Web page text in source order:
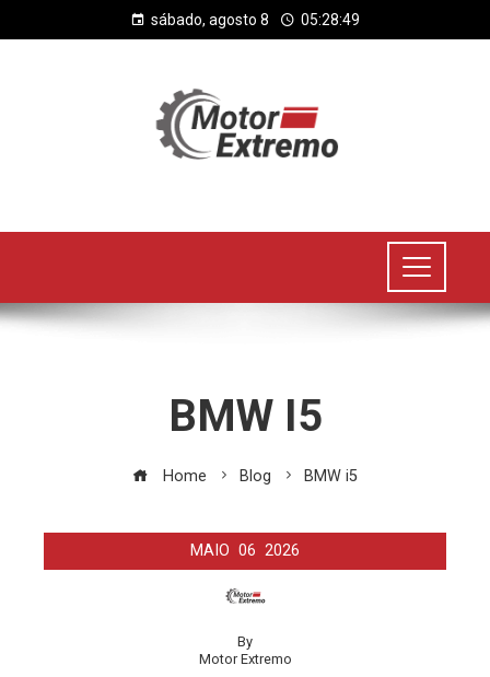
sábado, agosto 8 05:28:49
BMW I5
Home Blog BMW i5
MAIO 06 2026
By
Motor Extremo